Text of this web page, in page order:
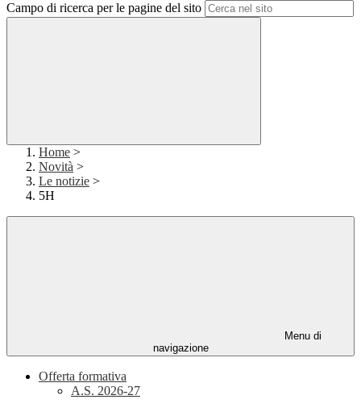
Campo di ricerca per le pagine del sito
Home >
Novità >
Le notizie >
5H
Menu di
navigazione
Offerta formativa
A.S. 2026-27